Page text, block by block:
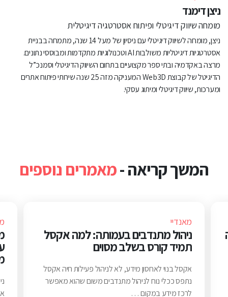
ניצן דימנד
מומחה שיווק דיגיטלי ופיתוח אסטרטגיה דיגיטלית
ניצן, מומחה לשיווק דיגיטלי עם ניסיון של מעל 14 שנה, מתמחה בבניית
אסטרטגיות דיגיטליות משולבות AI וטכנולוגיות מתקדמות ומבוססי נתונים.
מרצה באקדמיה ובתי ספר מקצועיים בתחום השיווק הדיגיטלי וסמנכ”ל
הדיגיטל של קבוצת Web3D המעניקה מזה 25 שנה שירותי פיתוח אתרים
ומערכות, שיווק דיגיטלי ומיתוג עסקי.
המשך קריאה -מאמרים נוספים
מאנדיי
ניהול מתנדבים בעמותה: למה אקסל
תמיד קורס בשלב מסוים
אקסל בנוי לאחסון מידע, לא לניהול פעילות חיה אקסל
נתפס ככלי נוח לניהול מתנדבים משום שהוא מאפשר
לרכז מידע במקום …